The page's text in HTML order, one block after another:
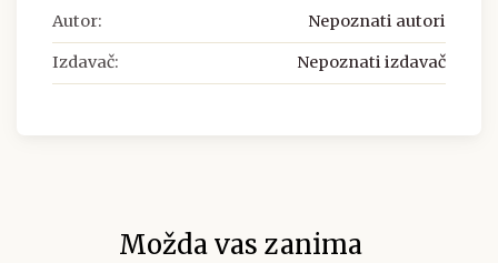
Autor: Nepoznati autori
Izdavač: Nepoznati izdavač
Možda vas zanima